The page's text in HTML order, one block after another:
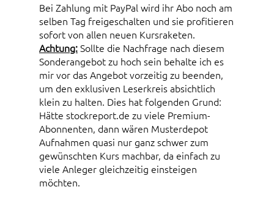
Bei Zahlung mit PayPal wird ihr Abo noch am
selben Tag freigeschalten und sie profitieren
sofort von allen neuen Kursraketen.
Achtung:Sollte die Nachfrage nach diesem
Sonderangebot zu hoch sein behalte ich es
mir vor das Angebot vorzeitig zu beenden,
um den exklusiven Leserkreis absichtlich
klein zu halten. Dies hat folgenden Grund:
Hätte stockreport.de zu viele Premium-
Abonnenten, dann wären Musterdepot
Aufnahmen quasi nur ganz schwer zum
gewünschten Kurs machbar, da einfach zu
viele Anleger gleichzeitig einsteigen
möchten.